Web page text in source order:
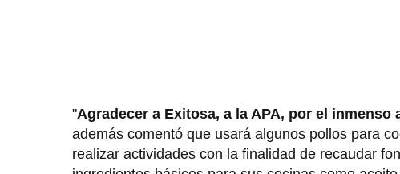
"Agradecer a Exitosa, a la APA, por el inmenso
además comentó que usará algunos pollos para
realizar actividades con la finalidad de recaudar